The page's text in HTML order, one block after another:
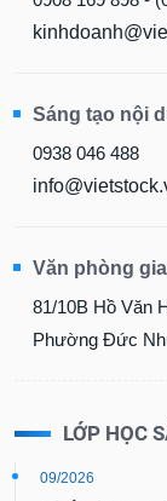
Sáng tạo nội
0938 046 488
Văn phòng
81/10B Hồ Văn
Phường Đức
LỚP HỌC
09/2026